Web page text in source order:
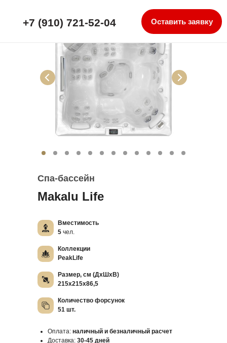
+7 (910) 721-52-04 Оставить заявку
Спа-бассейн
Вместимость
5 чел.
Коллекции
PeakLife
Размер, см (ДхШхВ)
215х215х86,5
Количество форсунок
51 шт.
Makalu Life
Оплата: наличный и безналичный расчет
Доставка: 30-45 дней